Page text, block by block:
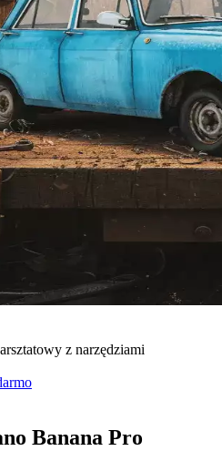
z narzędziami
Banana Pro